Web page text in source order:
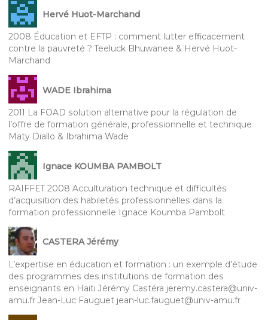
Hervé Huot-Marchand
2008 Éducation et EFTP : comment lutter efficacement
contre la pauvreté ? Teeluck Bhuwanee & Hervé Huot-
Marchand
WADE Ibrahima
2011 La FOAD solution alternative pour la régulation de
l’offre de formation générale, professionnelle et technique
Maty Diallo & Ibrahima Wade
Ignace KOUMBA PAMBOLT
RAIFFET 2008 Acculturation technique et difficultés
d’acquisition des habiletés professionnelles dans la
formation professionnelle Ignace Koumba Pambolt
CASTERA Jérémy
L’expertise en éducation et formation : un exemple d’étude
des programmes des institutions de formation des
enseignants en Haïti Jérémy Castéra jeremy.castera@univ-
amu.fr Jean-Luc Fauguet jean-luc.fauguet@univ-amu.fr